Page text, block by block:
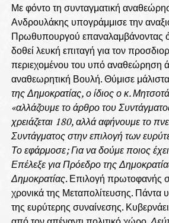
Με φόντο τη συνταγματική
Ανδρουλάκης υπογράμμισε την
Πρωθυπουργού επαναλαμβάνοντας
δοθεί λευκή επιταγή για τον
περιεχομένου του υπό αναθεώρηση
αναθεωρητική Βουλή. Θύμισε
της Δημοκρατίας, ο ίδιος ο κ.
«αλλάζουμε το άρθρο του
χρειάζεται 180, αλλά αφήνουμε το
Συντάγματος στην επιλογή των
Το εφάρμοσε;Για να δούμε ποιος
Επέλεξε για Πρόεδρο της
Δημοκρατίας. Επιλογή πρωτοφανής
χρονικά της Μεταπολίτευσης. Πάντα
της ευρύτερης συναίνεσης.